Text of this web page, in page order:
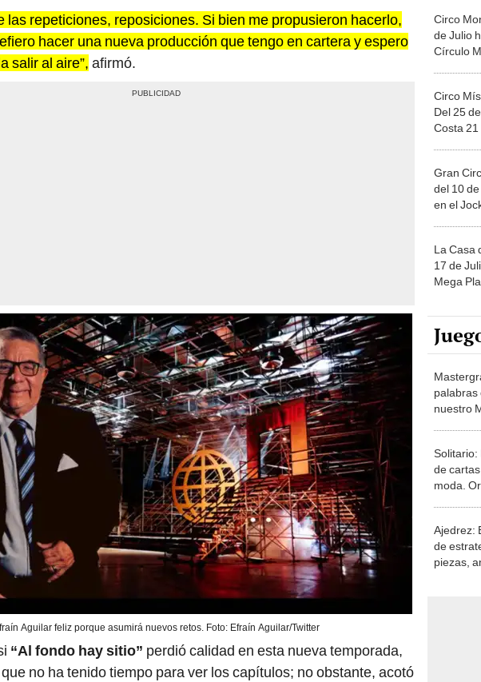
las repeticiones, reposiciones. Si bien me propusieron hacerlo,
hacer una nueva producción que tengo en cartera y espero
salir al aire”, afirmó.
Aguilar feliz porque asumirá nuevos retos. Foto: Efraín Aguilar/Twitter
“Al fondo hay sitio” perdió calidad en esta nueva temporada,
que no ha tenido tiempo para ver los capítulos; no obstante, acotó
Circo
de Julio
Círculo
Circo
Del 25
Costa 21
Gran
del 10
en el
La Casa
17 de
Mega
palabras
nuestro
Solitario:
de
moda.
Ajedrez:
de
piezas,